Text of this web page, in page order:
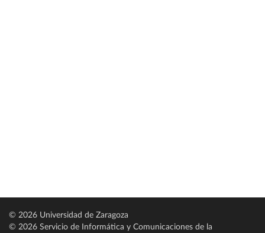
© 2026 Universidad de Zaragoza
© 2026 Servicio de Informática y Comunicaciones de la